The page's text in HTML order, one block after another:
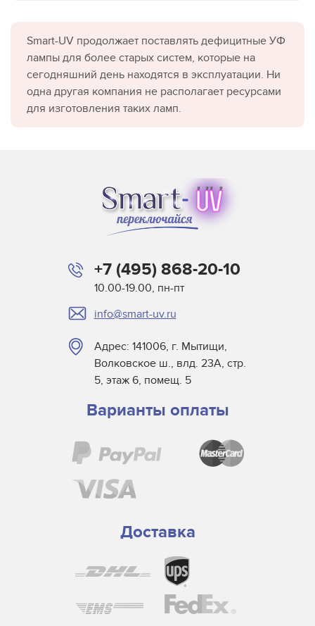
Smart-UV продолжает поставлять дефицитные УФ
лампы для более старых систем, которые на
сегодняшний день находятся в эксплуатации. Ни
одна другая компания не располагает ресурсами
для изготовления таких ламп.
+7 (495) 868-20-10
10.00-19.00, пн-пт
info@smart-uv.ru
Адрес: 141006, г. Мытищи,
Волковское ш., влд. 23А, стр.
5, этаж 6, помещ. 5
Варианты оплаты
Доставка